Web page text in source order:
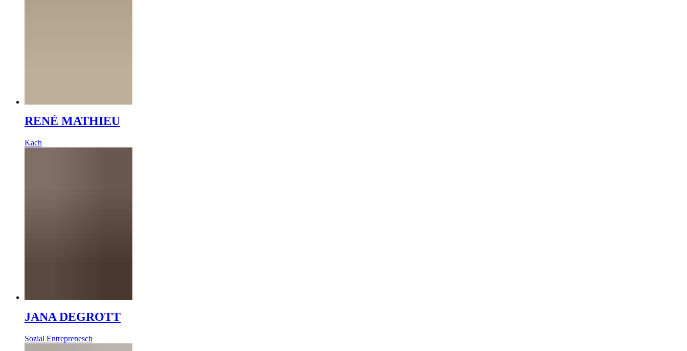
RENÉ MATHIEU
Kach
JANA DEGROTT
Sozial Entreprenesch